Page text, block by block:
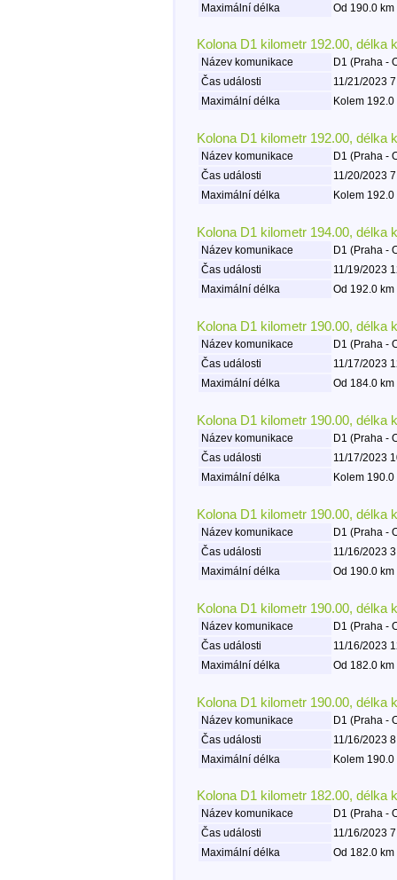
Maximální délka
Od 190.0
Kolona D1 kilometr 192.00, délka
Název komunikace
D1 (Praha -
Čas události
11/21/2023
Maximální délka
Kolem
Kolona D1 kilometr 192.00, délka
Název komunikace
D1 (Praha -
Čas události
11/20/2023
Maximální délka
Kolem
Kolona D1 kilometr 194.00, délka
Název komunikace
D1 (Praha -
Čas události
11/19/2023
Maximální délka
Od 192.0
Kolona D1 kilometr 190.00, délka
Název komunikace
D1 (Praha -
Čas události
11/17/2023
Maximální délka
Od 184.0
Kolona D1 kilometr 190.00, délka
Název komunikace
D1 (Praha -
Čas události
11/17/2023
Maximální délka
Kolem
Kolona D1 kilometr 190.00, délka
Název komunikace
D1 (Praha -
Čas události
11/16/2023
Maximální délka
Od 190.0
Kolona D1 kilometr 190.00, délka
Název komunikace
D1 (Praha -
Čas události
11/16/2023
Maximální délka
Od 182.0
Kolona D1 kilometr 190.00, délka
Název komunikace
D1 (Praha -
Čas události
11/16/2023
Maximální délka
Kolem
Kolona D1 kilometr 182.00, délka
Název komunikace
D1 (Praha -
Čas události
11/16/2023
Maximální délka
Od 182.0